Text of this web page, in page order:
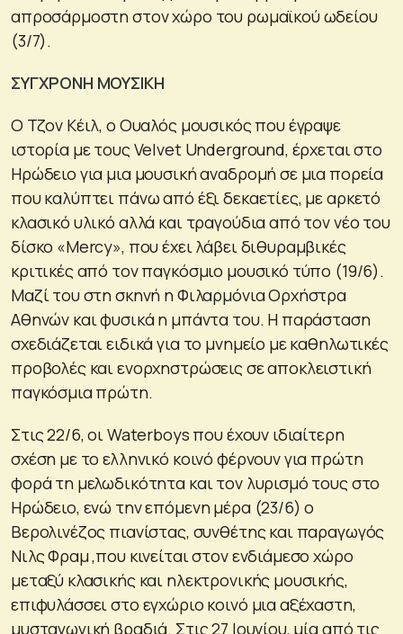
απροσάρμοστη στον χώρο του ρωμαϊκού ωδείου
(3/7).
ΣΥΓΧΡΟΝΗ ΜΟΥΣΙΚΗ
Ο Τζον Κέιλ, ο Ουαλός μουσικός που έγραψε
ιστορία με τους Velvet Underground, έρχεται στο
Ηρώδειο για μια μουσική αναδρομή σε μια πορεία
που καλύπτει πάνω από έξι δεκαετίες, με αρκετό
κλασικό υλικό αλλά και τραγούδια από τον νέο του
δίσκο «Mercy», που έχει λάβει διθυραμβικές
κριτικές από τον παγκόσμιο μουσικό τύπο (19/6).
Μαζί του στη σκηνή η Φιλαρμόνια Ορχήστρα
Αθηνών και φυσικά η μπάντα του. Η παράσταση
σχεδιάζεται ειδικά για το μνημείο με καθηλωτικές
προβολές και ενορχηστρώσεις σε αποκλειστική
παγκόσμια πρώτη.
Στις 22/6, οι Waterboys που έχουν ιδιαίτερη
σχέση με το ελληνικό κοινό φέρνουν για πρώτη
φορά τη μελωδικότητα και τον λυρισμό τους στο
Ηρώδειο, ενώ την επόμενη μέρα (23/6) ο
Βερολινέζος πιανίστας, συνθέτης και παραγωγός
Νιλς Φραμ ,που κινείται στον ενδιάμεσο χώρο
μεταξύ κλασικής και ηλεκτρονικής μουσικής,
επιφυλάσσει στο εγχώριο κοινό μια αξέχαστη,
μυσταγωγική βραδιά. Στις 27 Ιουνίου, μία από τις